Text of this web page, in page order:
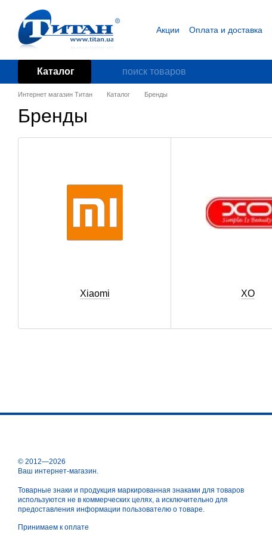
Перейти к основному контенту
Акции Оплата и доставка
Каталог
Интернет магазин Титан Каталог Бренды
Бренды
Xiaomi XO
© 2012—2026
Ваш интернет-магазин.
Товарные знаки и продукция маркированная знаками для товаров
используются не в коммерческих целях, а исключительно для
предоставления информации пользователю о товаре.
Принимаем к оплате